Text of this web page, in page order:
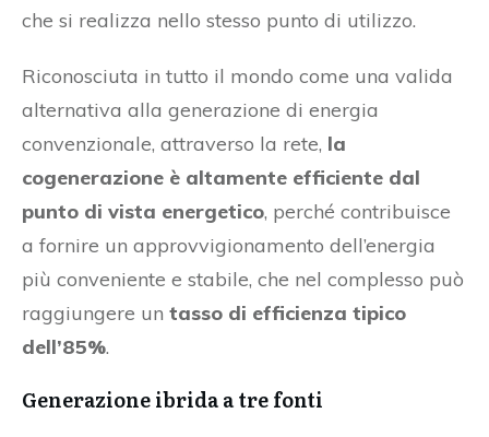
che si realizza nello stesso punto di utilizzo.
Riconosciuta in tutto il mondo come una valida
alternativa alla generazione di energia
convenzionale, attraverso la rete, la
cogenerazione è altamente efficiente dal
punto di vista energetico, perché contribuisce
a fornire un approvvigionamento dell’energia
più conveniente e stabile, che nel complesso può
raggiungere un tasso di efficienza tipico
dell’85%.
Generazione ibrida a tre fonti